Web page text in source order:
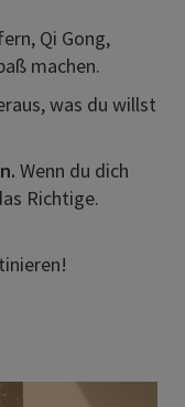
Qi Gong,
machen.
was du willst
Wenn du dich
Richtige.